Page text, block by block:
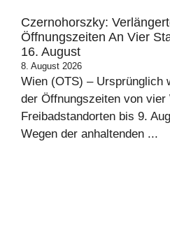
Czernohorszky:
Öffnungszeiten An Vier
16. August
8. August 2026
Wien (OTS) – Ursprünglich
der Öffnungszeiten von vier
Freibadstandorten bis 9.
Wegen der anhaltenden ...